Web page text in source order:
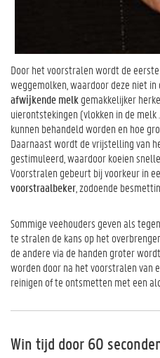
Door het voorstralen wordt de eerste
weggemolken, waardoor deze niet
afwijkende melkgemakkelijker
uierontstekingen (vlokken in de
kunnen behandeld worden en hoe
Daarnaast wordt de vrijstelling van
gestimuleerd, waardoor koeien
Voorstralen gebeurt bij voorkeur in
voorstraalbeker , zodoende
Sommige veehouders geven als
te stralen de kans op het
de andere via de handen groter
worden door na het voorstralen van
reinigen of te ontsmetten met een
Win tijd door 60